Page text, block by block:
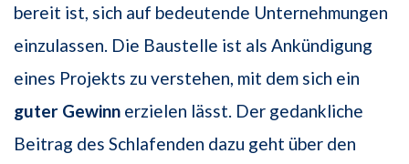
bereit ist, sich auf bedeutende Unternehmungen
einzulassen. Die Baustelle ist als Ankündigung
eines Projekts zu verstehen, mit dem sich ein
guter Gewinn erzielen lässt. Der gedankliche
Beitrag des Schlafenden dazu geht über den